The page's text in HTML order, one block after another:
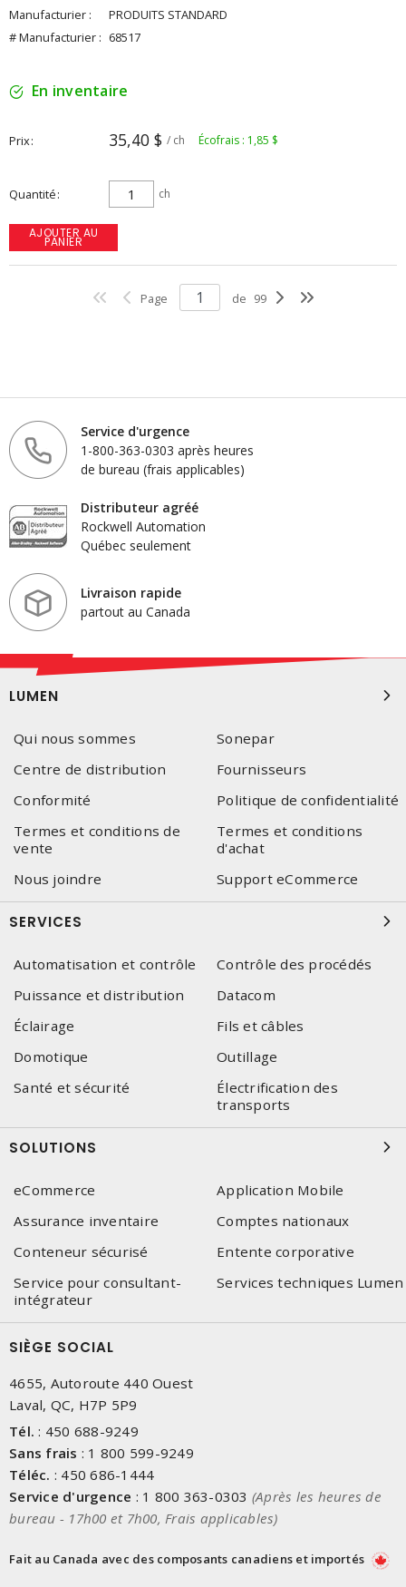
Manufacturier :
PRODUITS STANDARD
# Manufacturier : 68517
En inventaire
Prix 35,40 $ / ch Écofrais : 1,85 $
Quantité ch
AJOUTER AU
PANIER
Page de 99
Service d'urgence
1-800-363-0303 après heures
de bureau (frais applicables)
Distributeur agréé
Rockwell Automation
Québec seulement
Livraison rapide
partout au Canada
LUMEN
Qui nous sommes
Sonepar
Centre de distribution
Fournisseurs
Conformité
Politique de confidentialité
Termes et conditions de
vente
Termes et conditions
d'achat
Nous joindre
Support eCommerce
SERVICES
Automatisation et contrôle
Contrôle des procédés
Puissance et distribution
Datacom
Éclairage
Fils et câbles
Domotique
Outillage
Santé et sécurité
Électrification des
transports
SOLUTIONS
eCommerce
Application Mobile
Assurance inventaire
Comptes nationaux
Conteneur sécurisé
Entente corporative
Service pour consultant-
intégrateur
Services techniques Lumen
SIÈGE SOCIAL
4655, Autoroute 440 Ouest
Laval, QC, H7P 5P9
Tél. : 450 688-9249
Sans frais : 1 800 599-9249
Téléc. : 450 686-1444
Service d'urgence : 1 800 363-0303 (Après les heures de
bureau - 17h00 et 7h00, Frais applicables)
Fait au Canada avec des composants canadiens et importés